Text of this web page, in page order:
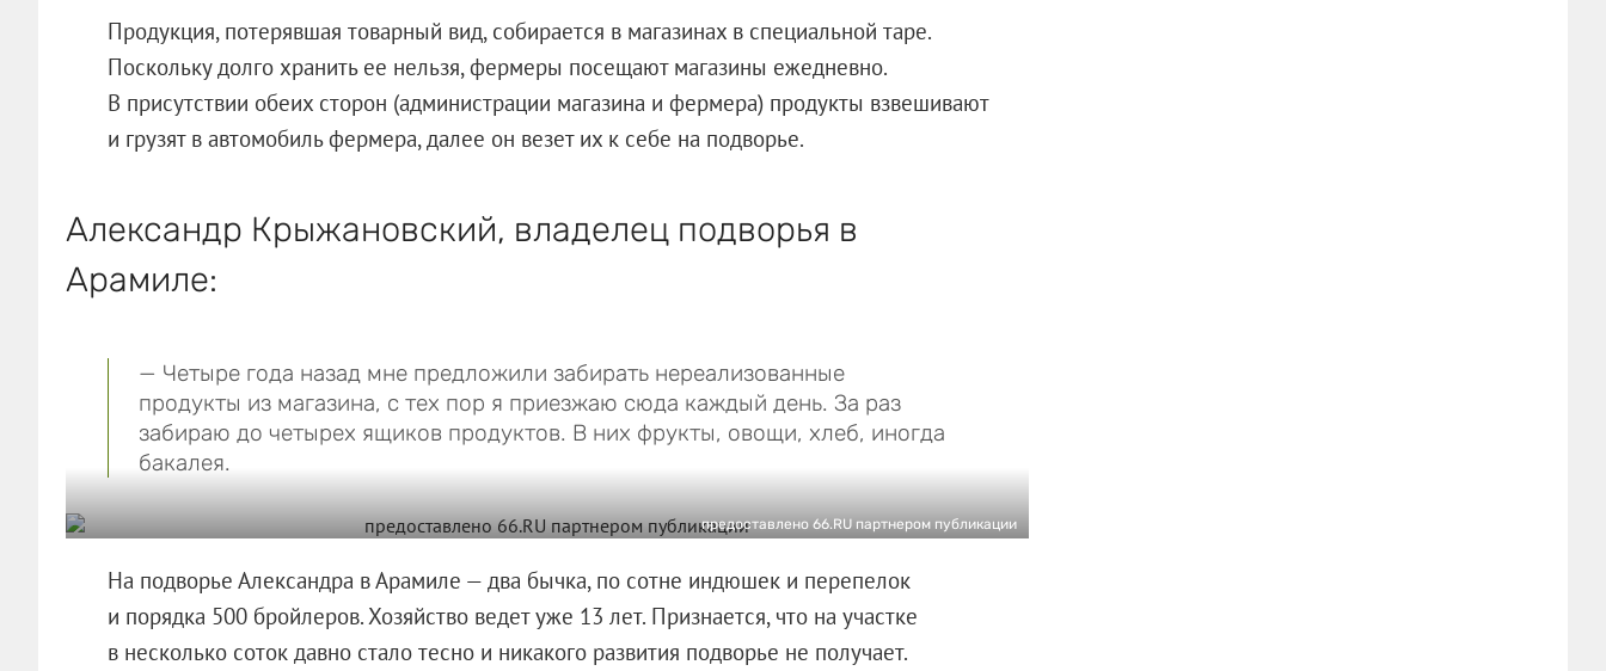
Продукция, потерявшая товарный вид, собирается в магазинах в специальной таре.
Поскольку долго хранить ее нельзя, фермеры посещают магазины ежедневно.
В присутствии обеих сторон (администрации магазина и фермера) продукты взвешивают
и грузят в автомобиль фермера, далее он везет их к себе на подворье.
Александр Крыжановский, владелец подворья в
Арамиле:
— Четыре года назад мне предложили забирать нереализованные
продукты из магазина, с тех пор я приезжаю сюда каждый день. За раз
забираю до четырех ящиков продуктов. В них фрукты, овощи, хлеб, иногда
бакалея.
предоставлено 66.RU партнером публикации
На подворье Александра в Арамиле — два бычка, по сотне индюшек и перепелок
и порядка 500 бройлеров. Хозяйство ведет уже 13 лет. Признается, что на участке
в несколько соток давно стало тесно и никакого развития подворье не получает.